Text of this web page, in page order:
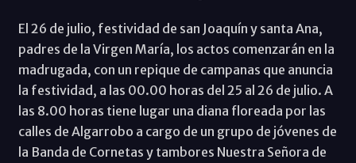
El 26 de julio, festividad de san Joaquín y santa Ana,
padres de la Virgen María, los actos comenzarán en la
madrugada, con un repique de campanas que anuncia
la festividad, a las 00.00 horas del 25 al 26 de julio. A
las 8.00 horas tiene lugar una diana floreada por las
calles de Algarrobo a cargo de un grupo de jóvenes de
la Banda de Cornetas y tambores Nuestra Señora de